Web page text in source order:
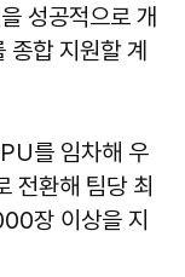
성공적으로 개
합 지원할 계
를 임차해 우
전환해 팀당 최
장 이상을 지